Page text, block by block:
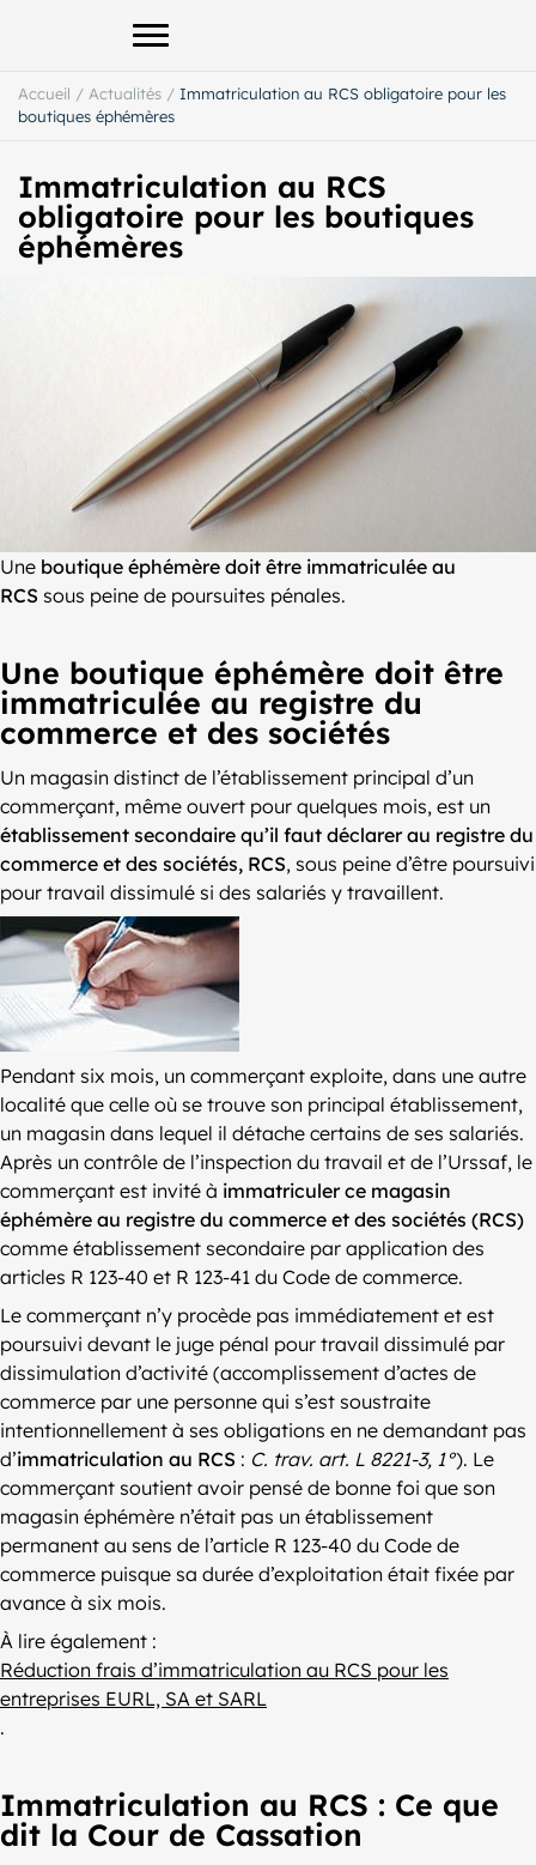
Afficher le menu principal
Accueil / Actualités / Immatriculation au RCS obligatoire pour les
boutiques éphémères
Immatriculation au RCS
obligatoire pour les boutiques
éphémères
Une boutique éphémère doit être immatriculée au
RCS sous peine de poursuites pénales.
Une boutique éphémère doit être
immatriculée au registre du
commerce et des sociétés
Un magasin distinct de l’établissement principal d’un
commerçant, même ouvert pour quelques mois, est un
établissement secondaire qu’il faut déclarer au registre du
commerce et des sociétés, RCS, sous peine d’être poursuivi
pour travail dissimulé si des salariés y travaillent.
Pendant six mois, un commerçant exploite, dans une autre
localité que celle où se trouve son principal établissement,
un magasin dans lequel il détache certains de ses salariés.
Après un contrôle de l’inspection du travail et de l’Urssaf, le
commerçant est invité à immatriculer ce magasin
éphémère au registre du commerce et des sociétés (RCS)
comme établissement secondaire par application des
articles R 123-40 et R 123-41 du Code de commerce.
Le commerçant n’y procède pas immédiatement et est
poursuivi devant le juge pénal pour travail dissimulé par
dissimulation d’activité (accomplissement d’actes de
commerce par une personne qui s’est soustraite
intentionnellement à ses obligations en ne demandant pas
d’immatriculation au RCS : C. trav. art. L 8221-3, 1°). Le
commerçant soutient avoir pensé de bonne foi que son
magasin éphémère n’était pas un établissement
permanent au sens de l’article R 123-40 du Code de
commerce puisque sa durée d’exploitation était fixée par
avance à six mois.
À lire également :
Réduction frais d’immatriculation au RCS pour les
entreprises EURL, SA et SARL
.
Immatriculation au RCS : Ce que
dit la Cour de Cassation